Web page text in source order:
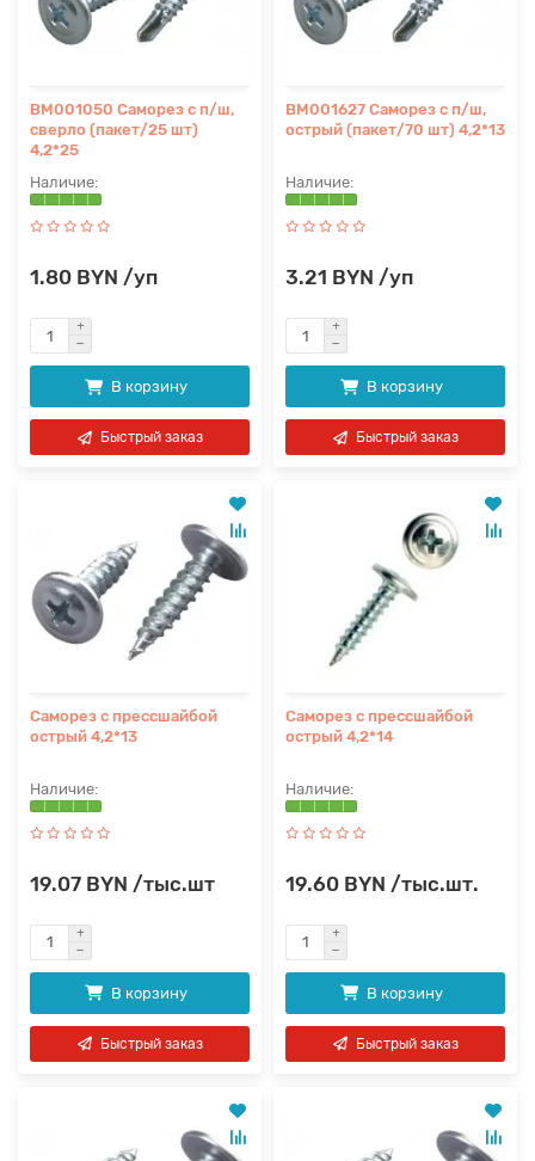
BM001050 Саморез с п/ш,
сверло (пакет/25 шт)
4,2*25
1.80 BYN /уп
В корзину
Быстрый заказ
BM001627 Саморез с п/ш,
острый (пакет/70 шт) 4,2*13
3.21 BYN /уп
В корзину
Быстрый заказ
Саморез с прессшайбой
острый 4,2*13
19.07 BYN /тыс.шт
В корзину
Быстрый заказ
Саморез с прессшайбой
острый 4,2*14
19.60 BYN /тыс.шт.
В корзину
Быстрый заказ